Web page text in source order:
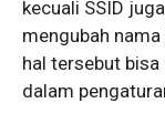
kecuali SSID
mengubah
hal tersebut bisa
dalam